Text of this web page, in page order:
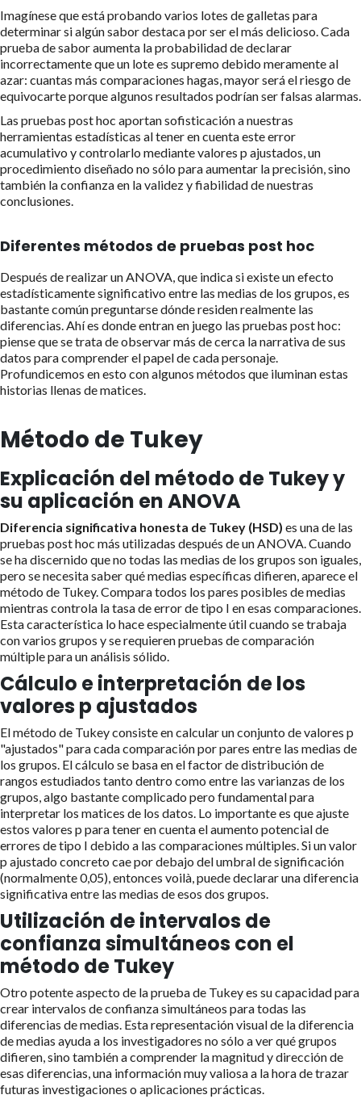
Imagínese que está probando varios lotes de galletas para
determinar si algún sabor destaca por ser el más delicioso. Cada
prueba de sabor aumenta la probabilidad de declarar
incorrectamente que un lote es supremo debido meramente al
azar: cuantas más comparaciones hagas, mayor será el riesgo de
equivocarte porque algunos resultados podrían ser falsas alarmas.
Las pruebas post hoc aportan sofisticación a nuestras
herramientas estadísticas al tener en cuenta este error
acumulativo y controlarlo mediante valores p ajustados, un
procedimiento diseñado no sólo para aumentar la precisión, sino
también la confianza en la validez y fiabilidad de nuestras
conclusiones.
Diferentes métodos de pruebas post hoc
Después de realizar un ANOVA, que indica si existe un efecto
estadísticamente significativo entre las medias de los grupos, es
bastante común preguntarse dónde residen realmente las
diferencias. Ahí es donde entran en juego las pruebas post hoc:
piense que se trata de observar más de cerca la narrativa de sus
datos para comprender el papel de cada personaje.
Profundicemos en esto con algunos métodos que iluminan estas
historias llenas de matices.
Método de Tukey
Explicación del método de Tukey y
su aplicación en ANOVA
Diferencia significativa honesta de Tukey (HSD) es una de las
pruebas post hoc más utilizadas después de un ANOVA. Cuando
se ha discernido que no todas las medias de los grupos son iguales,
pero se necesita saber qué medias específicas difieren, aparece el
método de Tukey. Compara todos los pares posibles de medias
mientras controla la tasa de error de tipo I en esas comparaciones.
Esta característica lo hace especialmente útil cuando se trabaja
con varios grupos y se requieren pruebas de comparación
múltiple para un análisis sólido.
Cálculo e interpretación de los
valores p ajustados
El método de Tukey consiste en calcular un conjunto de valores p
"ajustados" para cada comparación por pares entre las medias de
los grupos. El cálculo se basa en el factor de distribución de
rangos estudiados tanto dentro como entre las varianzas de los
grupos, algo bastante complicado pero fundamental para
interpretar los matices de los datos. Lo importante es que ajuste
estos valores p para tener en cuenta el aumento potencial de
errores de tipo I debido a las comparaciones múltiples. Si un valor
p ajustado concreto cae por debajo del umbral de significación
(normalmente 0,05), entonces voilà, puede declarar una diferencia
significativa entre las medias de esos dos grupos.
Utilización de intervalos de
confianza simultáneos con el
método de Tukey
Otro potente aspecto de la prueba de Tukey es su capacidad para
crear intervalos de confianza simultáneos para todas las
diferencias de medias. Esta representación visual de la diferencia
de medias ayuda a los investigadores no sólo a ver qué grupos
difieren, sino también a comprender la magnitud y dirección de
esas diferencias, una información muy valiosa a la hora de trazar
futuras investigaciones o aplicaciones prácticas.